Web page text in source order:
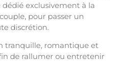
dédié exclusivement à la
pour passer un
discrétion.
tranquille, romantique et
de rallumer ou entretenir